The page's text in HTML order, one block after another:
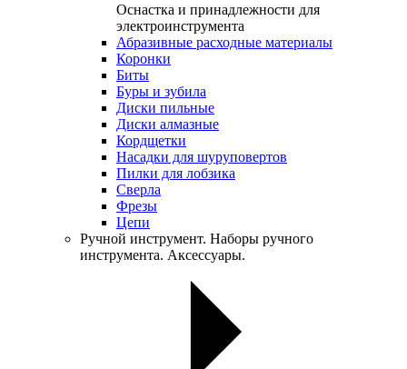
Оснастка и принадлежности для
электроинструмента
Абразивные расходные материалы
Коронки
Биты
Буры и зубила
Диски пильные
Диски алмазные
Кордщетки
Насадки для шуруповертов
Пилки для лобзика
Сверла
Фрезы
Цепи
Ручной инструмент. Наборы ручного
инструмента. Аксессуары.